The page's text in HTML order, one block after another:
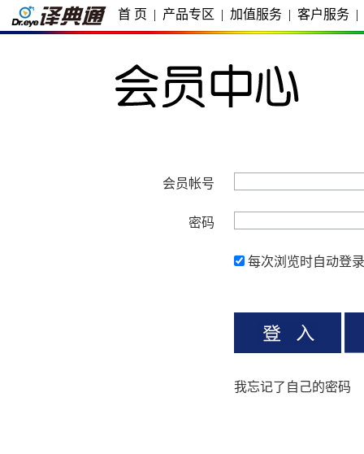
首 页 | 产品专区 | 加值服务 | 客户服务 |
会员帐号
密码
每次浏览时自动登录
我忘记了自己的密码